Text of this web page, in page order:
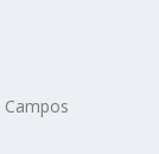
Campos